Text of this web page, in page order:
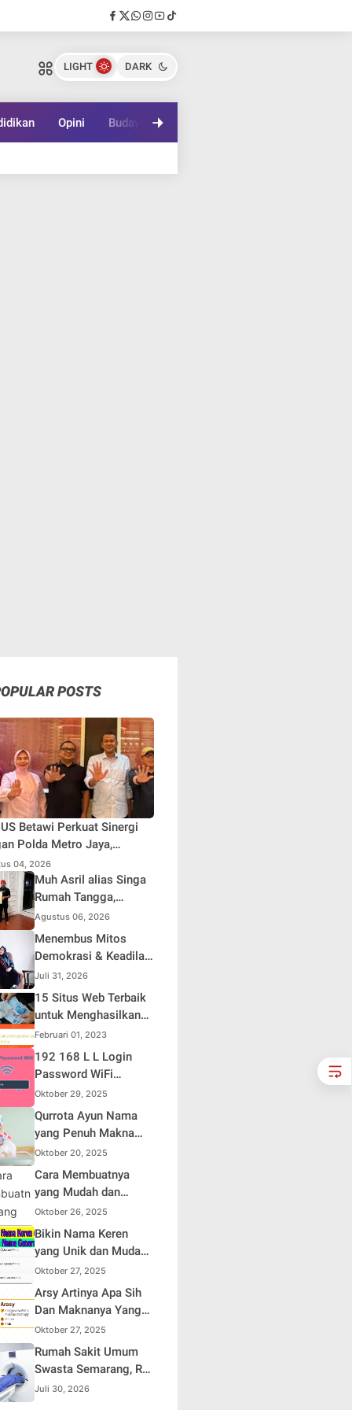
LIGHT DARK
Opini Budaya
POSTS
Betawi Perkuat Sinergi
Polda Metro Jaya,
Komitmen Menjaga
Aman, Damai, dan
Jelang HUT ke-81
Indonesia
04, 2026
Muh Asril alias Singa
Rumah Tangga,
Kreator Kocak yang
Jago Bikin Kisah
Suami Takut Istri Jadi
Agustus 06, 2026
Menembus Mitos
Demokrasi & Keadilan
Sosial: Adv. Fara
Fariha Rodliyana
Soroti Distorsi
Simpati Publik dan
Aksi Main Hakim
Sendiri
Juli 31, 2026
15 Situs Web Terbaik
untuk Menghasilkan
Uang Online
Februari 01, 2023
192 168 L L Login
Password WiFi
Indihome Terbaru
2025
Oktober 29, 2025
Qurrota Ayun Nama
yang Penuh Makna
dalam Kehidupan
Muslim Indonesia
Oktober 20, 2025
Cara Membuatnya
yang Mudah dan
Efisien untuk Pemula
Oktober 26, 2025
Bikin Nama Keren
yang Unik dan Mudah
Dihafal
Oktober 27, 2025
Arsy Artinya Apa Sih
Dan Maknanya Yang
Mendalam
Oktober 27, 2025
Rumah Sakit Umum
Swasta Semarang, RS
Samsoe Hidajat
Juli 30, 2026